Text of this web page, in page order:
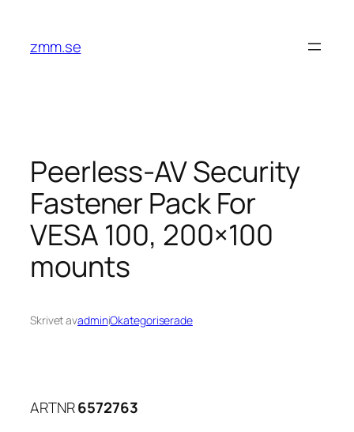
innehåll
zmm.se
Peerless-AV Security
Fastener Pack For
VESA 100, 200×100
mounts
Skrivet avadminiOkategoriserade
ARTNR6572763